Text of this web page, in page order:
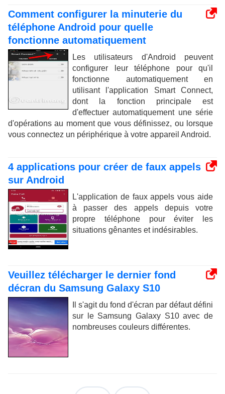
Comment configurer la minuterie du
téléphone Android pour quelle
fonctionne automatiquement
Les utilisateurs d'Android peuvent
configurer leur téléphone pour qu'il
fonctionne automatiquement en
utilisant l'application Smart Connect,
dont la fonction principale est
d'effectuer automatiquement une série
d'opérations au moment que vous définissez, ou lorsque
vous connectez un périphérique à votre appareil Android.
4 applications pour créer de faux appels
sur Android
L'application de faux appels vous aide
à passer des appels depuis votre
propre téléphone pour éviter les
situations gênantes et indésirables.
Veuillez télécharger le dernier fond
décran du Samsung Galaxy S10
Il s'agit du fond d'écran par défaut défini
sur le Samsung Galaxy S10 avec de
nombreuses couleurs différentes.